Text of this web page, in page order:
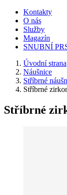
Kontakty
O nás
Služby
Magazín
SNUBNÍ
Úvodní strana
Náušnice
Stříbrné
Stříbrné
Stříbrné